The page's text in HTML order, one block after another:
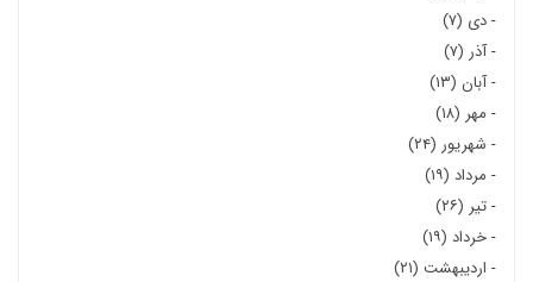
-دی (۷)
-آذر (۷)
-آبان (۱۳)
- مهر (۱۸)
- شهریور (۲۴)
- مرداد (۱۹)
-تیر (۲۶)
-خرداد (۱۹)
- اردیبهشت (۲۱)